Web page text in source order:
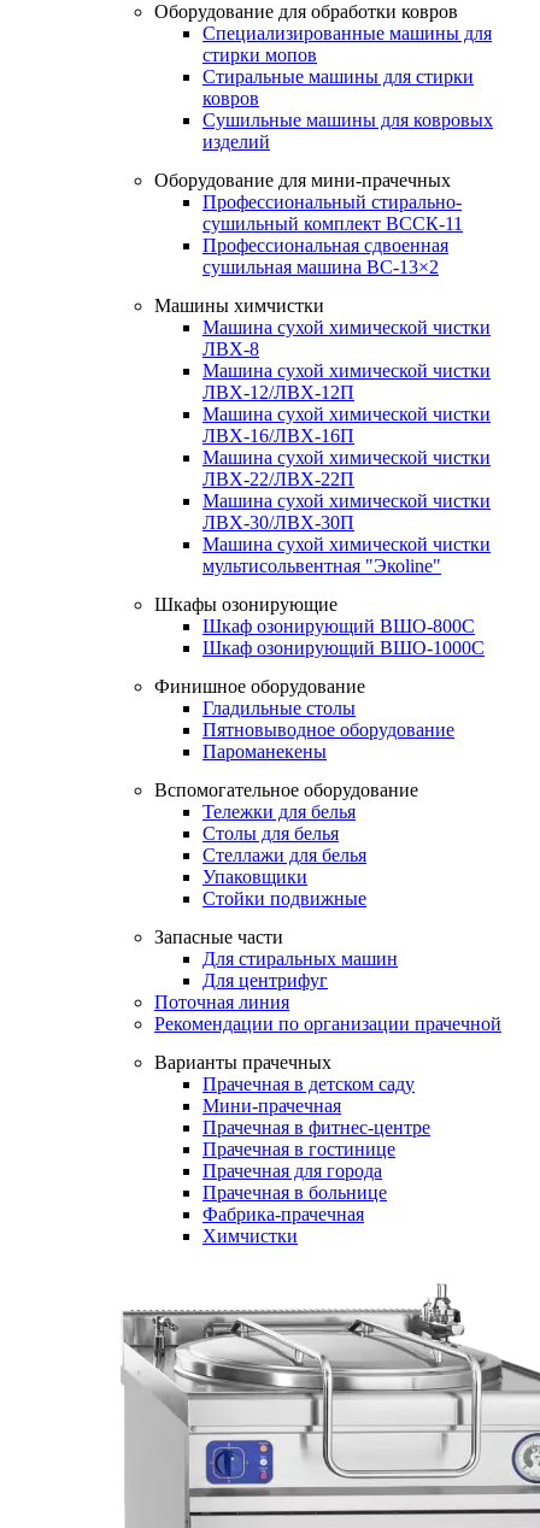
Оборудование для обработки ковров
Специализированные машины для
стирки мопов
Стиральные машины для стирки
ковров
Сушильные машины для ковровых
изделий
Оборудование для мини-прачечных
Профессиональный стирально-
сушильный комплект ВССК-11
Профессиональная сдвоенная
сушильная машина ВС-13×2
Машины химчистки
Машина сухой химической чистки
ЛВХ-8
Машина сухой химической чистки
ЛВХ-12/ЛВХ-12П
Машина сухой химической чистки
ЛВХ-16/ЛВХ-16П
Машина сухой химической чистки
ЛВХ-22/ЛВХ-22П
Машина сухой химической чистки
ЛВХ-30/ЛВХ-30П
Машина сухой химической чистки
мультисольвентная "Экоline"
Шкафы озонирующие
Шкаф озонирующий ВШО-800С
Шкаф озонирующий ВШО-1000С
Финишное оборудование
Гладильные столы
Пятновыводное оборудование
Пароманекены
Вспомогательное оборудование
Тележки для белья
Столы для белья
Стеллажи для белья
Упаковщики
Стойки подвижные
Запасные части
Для стиральных машин
Для центрифуг
Поточная линия
Рекомендации по организации прачечной
Варианты прачечных
Прачечная в детском саду
Мини-прачечная
Прачечная в фитнес-центре
Прачечная в гостинице
Прачечная для города
Прачечная в больнице
Фабрика-прачечная
Химчистки